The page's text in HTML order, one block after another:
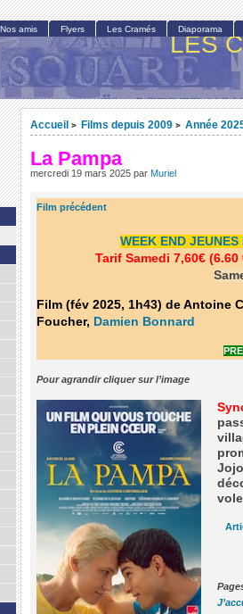
LES
Accueil > Films depuis 2009 > Année
La Pampa
mercredi 19 mars 2025 par Muriel
Film précédent
WEEK END
Tarif Samedi 7,60€
Film (fév 2025, 1h43) de Antoine
Foucher, Damien Bonnard
Pour agrandir cliquer sur l’image
Nos amis Flyers Les Cramés Diaporama